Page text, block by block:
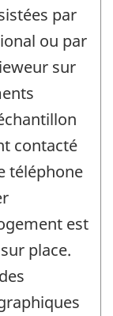
par
ou par
sur
contacté
téléphone
est
place.